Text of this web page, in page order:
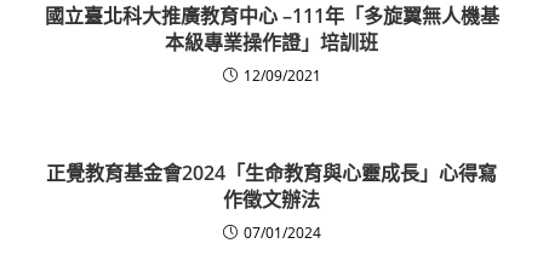
國立臺北科大推廣教育中心 –111年「多旋翼無人機基
本級專業操作證」培訓班
12/09/2021
正覺教育基金會2024「生命教育與心靈成長」心得寫
作徵文辦法
07/01/2024